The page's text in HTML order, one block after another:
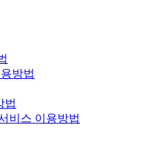
방법
법
비스 이용방법